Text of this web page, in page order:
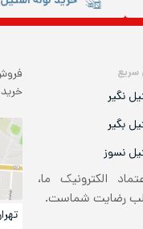
نگیر
بگیر
نسوز
الکترونیک ما،
رضایت شماست.
خرید